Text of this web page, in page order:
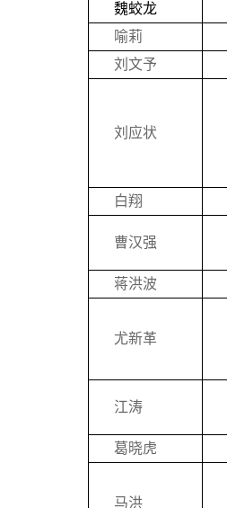
魏蛟龙
喻莉
刘文予
刘应状
白翔
曹汉强
蒋洪波
尤新革
江涛
葛晓虎
马洪